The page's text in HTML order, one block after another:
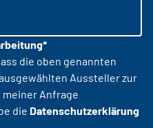
die oben genannten
Aussteller zur
Anfrage
die Datenschutzerklärung